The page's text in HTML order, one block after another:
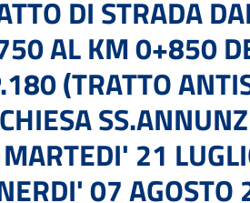
DI STRADA
AL KM 0+850
(TRATTO
21
07